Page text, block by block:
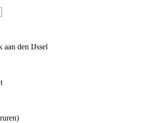
den IJssel